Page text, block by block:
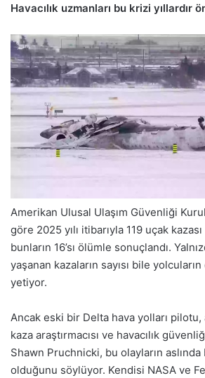
Havacılık uzmanları bu krizi yıllardır
Amerikan Ulusal Ulaşım Güvenliği
göre 2025 yılı itibarıyla 119 uçak
bunların 16’sı ölümle sonuçlandı.
yaşanan kazaların sayısı bile
yetiyor.
Ancak eski bir Delta hava yolları pilotu,
kaza araştırmacısı ve havacılık
Shawn Pruchnicki, bu olayların
olduğunu söylüyor. Kendisi NASA ve